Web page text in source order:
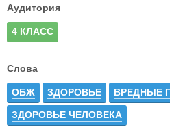
Аудитория
4 КЛАСС
Слова
ОБЖ ЗДОРОВЬЕ ВРЕДНЫЕ
ЗДОРОВЬЕ ЧЕЛОВЕКА